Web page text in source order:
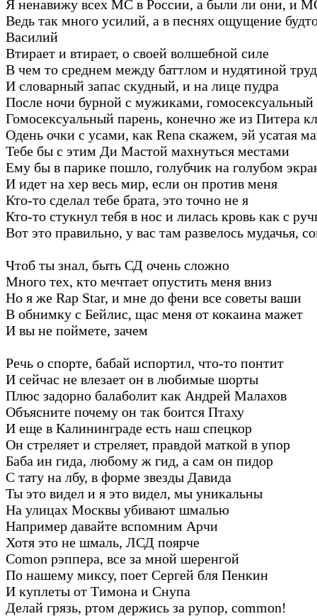
Я ненавижу всех МС в России, а были ли они, и
Ведь так много усилий, а в песнях ощущение
Василий
Втирает и втирает, о своей волшебной силе
В чем то среднем между баттлом и нудятиной
И словарный запас скудный, и на лице пудра
После ночи бурной с мужиками, гомосексуальный
Гомосексуальный парень, конечно же из Питера
Одень очки с усами, как Rena скажем, эй усатая
Тебе бы с этим Ди Мастой махнуться местами
Ему бы в парике пошло, голубчик на голубом
И идет на хер весь мир, если он против меня
Кто-то сделал тебе брата, это точно не я
Кто-то стукнул тебя в нос и лилась кровь как с
Вот это правильно, у вас там развелось мудачья,
Чтоб ты знал, быть СД очень сложно
Много тех, кто мечтает опустить меня вниз
Но я же Rap Star, и мне до фени все советы ваши
В обнимку с Бейлис, щас меня от кокаина мажет
И вы не поймете, зачем
Речь о спорте, бабай испортил, что-то понтит
И сейчас не влезает он в любимые шорты
Плюс задорно балаболит как Андрей Малахов
Объясните почему он так боится Птаху
И еще в Калининграде есть наш спецкор
Он стреляет и стреляет, правдой маткой в упор
Баба ин гида, любому ж гид, а сам он пидор
С тату на лбу, в форме звезды Давида
Ты это видел и я это видел, мы уникальны
На улицах Москвы убивают шмалью
Например давайте вспомним Арчи
Хотя это не шмаль, ЛСД поярче
Comon рэппера, все за мной шеренгой
По нашему миксу, поет Сергей бля Пенкин
И куплеты от Тимона и Снупа
Делай грязь, ртом держись за рупор, common!